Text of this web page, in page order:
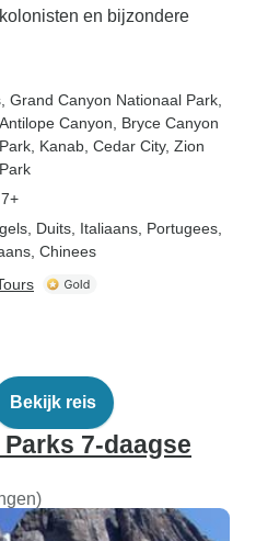
en bijzondere
, Grand Canyon Nationaal Park
, Antilope Canyon , Bryce Canyon
, Kanab , Cedar City, Zion
Duits, Italiaans, Portugees,
Chinees
Bekijk reis
7-daagse